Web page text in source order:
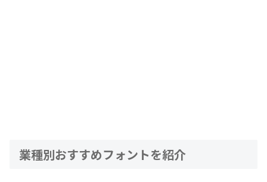
業種別おすすめフォントを紹介